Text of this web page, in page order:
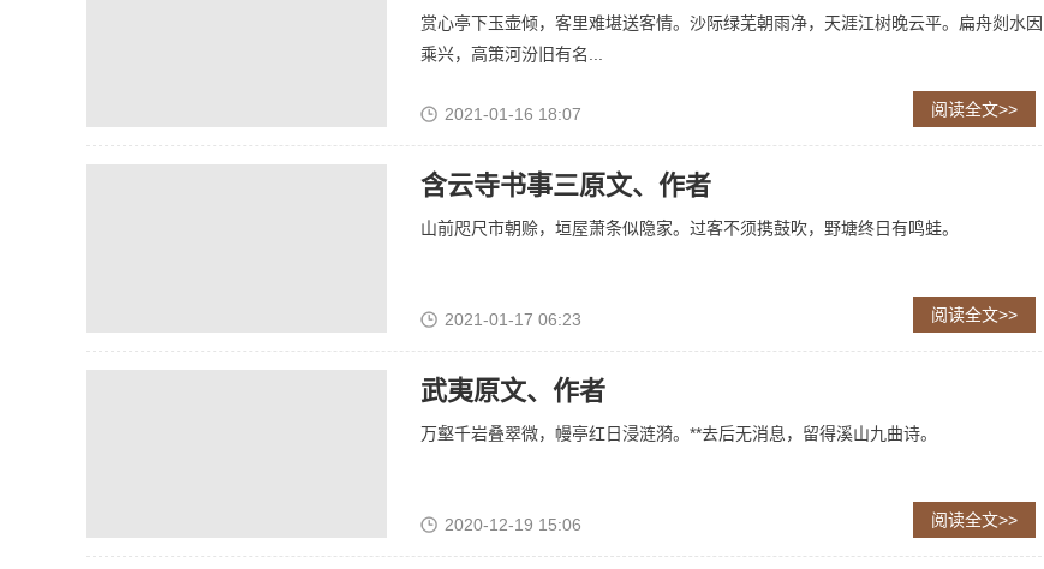
赏心亭下玉壶倾，客里难堪送客情。沙际绿芜朝雨净，天涯江树晚云平。扁舟剡水因
乘兴，高策河汾旧有名...
2021-01-16 18:07 阅读全文>>
含云寺书事三原文、作者
山前咫尺市朝赊，垣屋萧条似隐家。过客不须携鼓吹，野塘终日有鸣蛙。
2021-01-17 06:23 阅读全文>>
武夷原文、作者
万壑千岩叠翠微，幔亭红日浸涟漪。**去后无消息，留得溪山九曲诗。
2020-12-19 15:06 阅读全文>>